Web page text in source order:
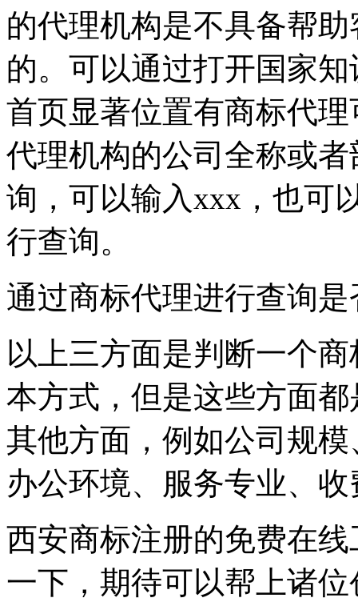
的代理机构是不具备帮
的。可以通过打开国家
首页显著位置有商标代
代理机构的公司全称或
询，可以输入xxx，也可
行查询。
通过商标代理进行查询是
以上三方面是判断一个
本方式，但是这些方面
其他方面，例如公司规
办公环境、服务专业、
西安商标注册的免费在
一下，期待可以帮上诸